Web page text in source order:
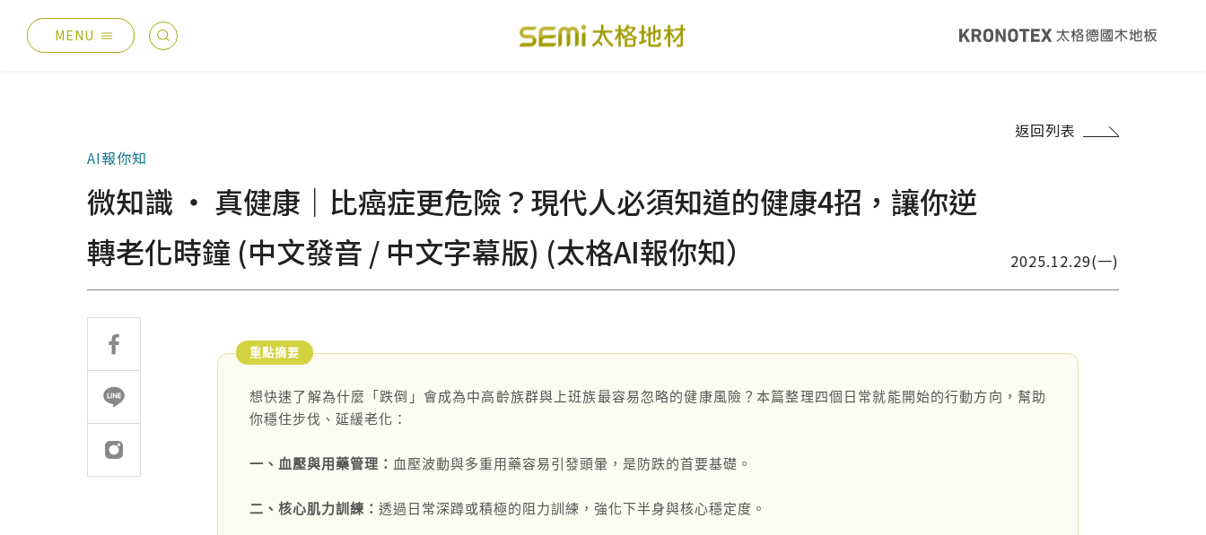
MENU
主題活動
產品分享
設計案例
太格生活
AI報你知
伊格潛水木地板
SPC礦石卡扣地板
運動地板
PVC南亞透心地磚
PVC複合塑膠地板
PVC導電地板
台化地毯
太格ESG
隔音建材
WELL/LEED認證
業績分類
建案．住宅
醫療．生技
服務優勢
教育訓練
關於我們
企業日常
下載・影音
返回列表
AI報你知
微知識 ‧ 真健康｜比癌症更危險？現代人必須知道的健康4招，讓你逆
轉老化時鐘 (中文發音 / 中文字幕版) (太格AI報你知）
2025.12.29(一)
想快速了解為什麼「跌倒」會成為中高齡族群與上班族最容易忽略的健康風險？本篇整理四個日常就能開始的行動方向，幫助
你穩住步伐、延緩老化：
一、血壓與用藥管理： 血壓波動與多重用藥容易引發頭暈，是防跌的首要基礎。
二、核心肌力訓練： 透過日常深蹲或積極的阻力訓練，強化下半身與核心穩定度。